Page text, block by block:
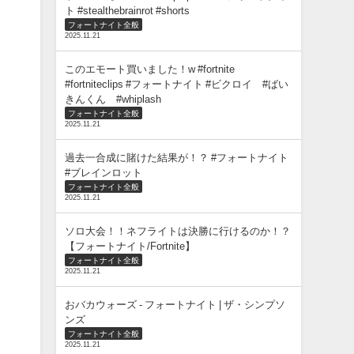
ト #stealthebrainrot #shorts
フォートナイト全般
2025.11.21
このエモート買いました！w #fortnite
#fortniteclips #フォートナイト #ビクロイ #ばい
きんくん #whiplash
フォートナイト全般
2025.11.21
過去一合成に賭けた結果が！？ #フォートナイト
#ブレインロット
フォートナイト全般
2025.11.21
ソロ大会！！ネフライトは決勝に行けるのか！？
【フォートナイト/Fortnite】
フォートナイト全般
2025.11.21
おバカウォーズ - フォートナイト | ザ・シンプソ
ンズ
フォートナイト全般
2025.11.21